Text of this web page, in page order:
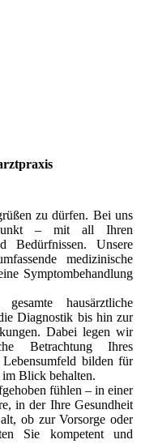
zu dürfen. Bei uns
– mit all Ihren
Bedürfnissen. Unsere
medizinische
Symptombehandlung
hausärztliche
Diagnostik bis hin zur
Dabei legen wir
Betrachtung Ihres
Lebensumfeld bilden für
im Blick behalten.
fühlen – in einer
in der Ihre Gesundheit
ob zur Vorsorge oder
Sie kompetent und